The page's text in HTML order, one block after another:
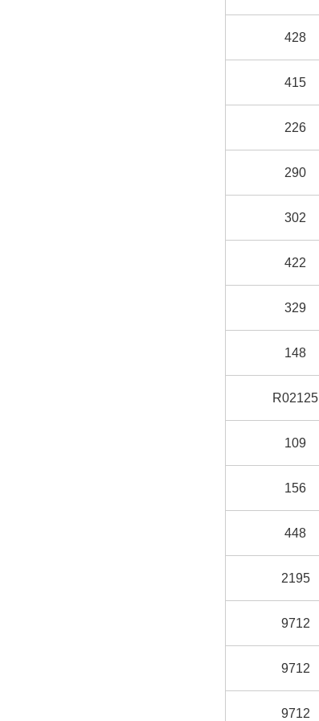
428
415
226
290
302
422
329
148
R02125
109
156
448
2195
9712
9712
9712